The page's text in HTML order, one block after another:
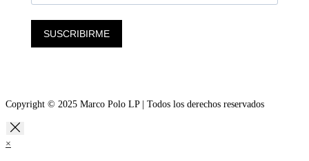
SUSCRIBIRME
Copyright © 2025 Marco Polo LP | Todos los derechos reservados
×